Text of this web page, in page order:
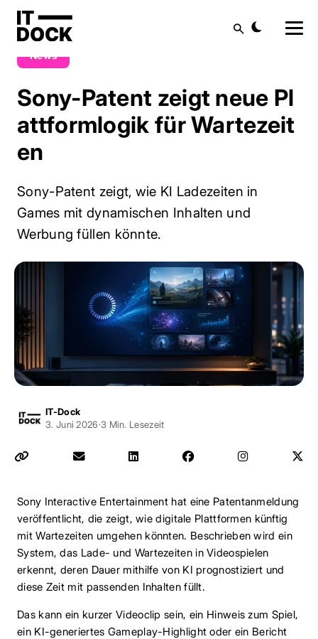
News Sony-Patent zeigt neue Plattformlogik für Wartezeiten
News
Sony-Patent zeigt neue Pl
attformlogik für Wartezeit
en
Sony-Patent zeigt, wie KI Ladezeiten in
Games mit dynamischen Inhalten und
Werbung füllen könnte.
IT-Dock
3. Juni 2026·3 Min. Lesezeit
Sony Interactive Entertainment hat eine Patentanmeldung
veröffentlicht, die zeigt, wie digitale Plattformen künftig
mit Wartezeiten umgehen könnten. Beschrieben wird ein
System, das Lade- und Wartezeiten in Videospielen
erkennt, deren Dauer mithilfe von KI prognostiziert und
diese Zeit mit passenden Inhalten füllt.
Das kann ein kurzer Videoclip sein, ein Hinweis zum Spiel,
ein KI-generiertes Gameplay-Highlight oder ein Bericht